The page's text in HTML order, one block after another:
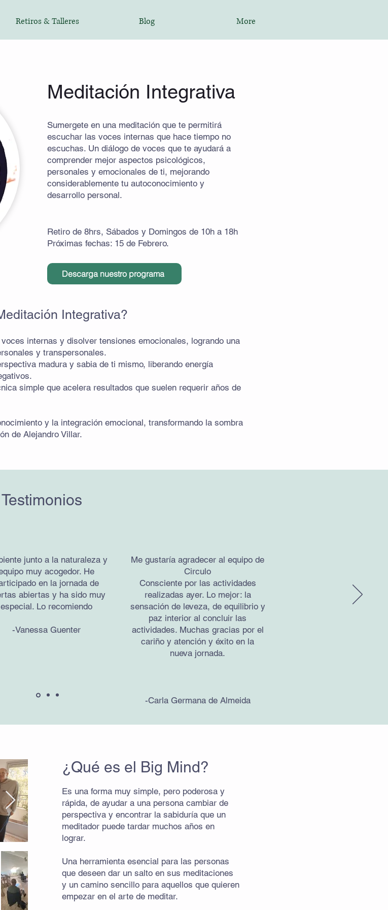
Retiros & Talleres Blog More
Meditación Integrativa
Sumergete en una meditación que te permitirá
escuchar las voces internas que hace tiempo no
escuchas. Un diálogo de voces que te ayudará a
comprender mejor aspectos psicológicos,
personales y emocionales de ti, mejorando
considerablemente tu autoconocimiento y
desarrollo personal.
Retiro de 8hrs, Sábados y Domingos de 10h a 18h
Próximas fechas: 15 de Febrero.
Descarga nuestro programa
Integrativa?
internas y disolver tensiones emocionales, logrando una
y transpersonales.
madura y sabia de ti mismo, liberando energía
simple que acelera resultados que suelen requerir años de
y la integración emocional, transformando la sombra
de Alejandro Villar.
Testimonios
junto a la naturaleza y
muy acogedor. He
en la jornada de
abiertas y ha sido muy
especial. Lo recomiendo
-Vanessa Guenter
Me gustaría agradecer al equipo de
Circulo
Consciente por las actividades
realizadas ayer. Lo mejor: la
sensación de leveza, de equilibrio y
paz interior al concluir las
actividades. Muchas gracias por el
cariño y atención y éxito en la
nueva jornada.
-Carla Germana de Almeida
¿Qué es el Big Mind?
Es una forma muy simple, pero poderosa y
rápida, de ayudar a una persona cambiar de
perspectiva y encontrar la sabiduría que un
meditador puede tardar muchos años en
lograr.
Una herramienta esencial para las personas
que deseen dar un salto en sus meditaciones
y un camino sencillo para aquellos que quieren
empezar en el arte de meditar.